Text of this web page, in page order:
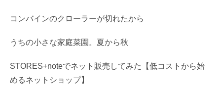
コンバインのクローラーが切れたから
うちの小さな家庭菜園。夏から秋
STORES+noteでネット販売してみた【低コストから始
めるネットショップ】